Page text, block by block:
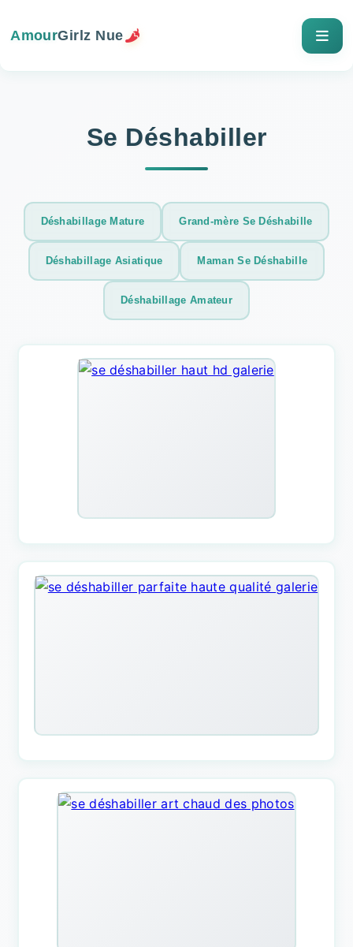
AmourGirlz Nue
Se Déshabiller
Déshabillage Mature Grand-mère Se Déshabille
Déshabillage Asiatique Maman Se Déshabille
Déshabillage Amateur